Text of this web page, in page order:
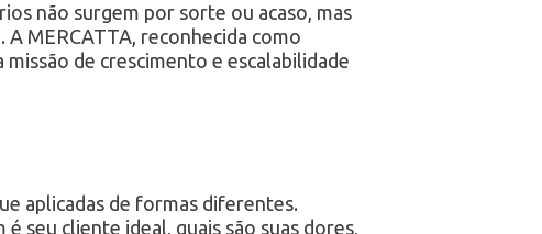
não surgem por sorte ou acaso, mas
MERCATTA, reconhecida como
de crescimento e escalabilidade
aplicadas de formas diferentes.
seu cliente ideal, quais são suas dores,